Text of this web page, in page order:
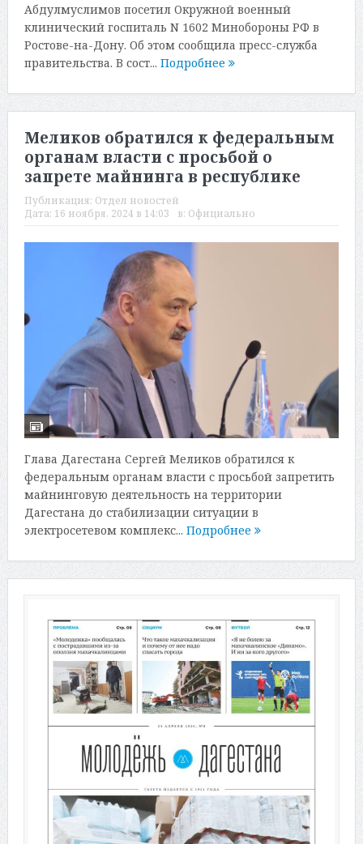
Абдулмуслимов посетил Окружной военный
клинический госпиталь N 1602 Минобороны РФ в
Ростове-на-Дону. Об этом сообщила пресс-служба
правительства. В сост... Подробнее
Меликов обратился к федеральным
органам власти с просьбой о
запрете майнинга в республике
Публикация: Отдел новостей
Дата: 16 ноября, 2024 в 14:03 в: Официально
Глава Дагестана Сергей Меликов обратился к
федеральным органам власти с просьбой запретить
майнинговую деятельность на территории
Дагестана до стабилизации ситуации в
электросетевом комплекс... Подробнее